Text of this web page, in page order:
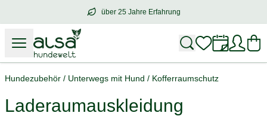
über 25 Jahre Erfahrung
über25 Jahre Erfahrung
Hundezubehör / Unterwegs mit Hund / Kofferraumschutz
Laderaumauskleidung